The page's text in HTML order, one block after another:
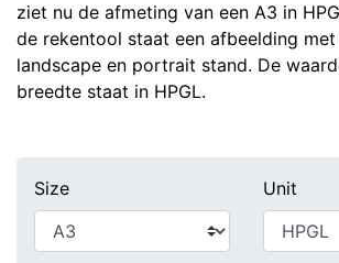
ziet nu de afmeting van een A3 in
de rekentool staat een afbeelding
landscape en portrait stand. De
breedte staat in HPGL.
Size Unit